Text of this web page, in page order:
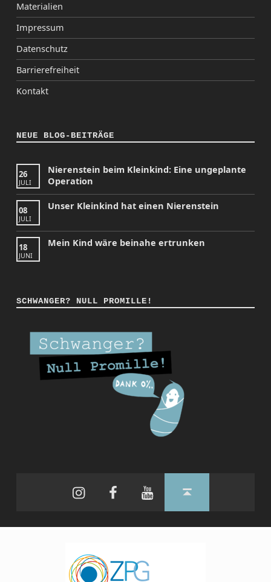
Materialien
Impressum
Datenschutz
Barrierefreiheit
Kontakt
NEUE BLOG-BEITRÄGE
26
JULI
Nierenstein beim Kleinkind: Eine ungeplante
Operation
08
JULI
Unser Kleinkind hat einen Nierenstein
18
JUNI
Mein Kind wäre beinahe ertrunken
SCHWANGER? NULL PROMILLE!
FacebookYouTubeBack to top ↑